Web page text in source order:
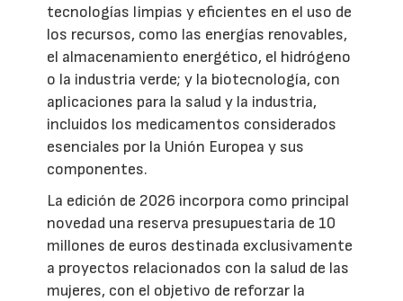
tecnologías limpias y eficientes en el uso de
los recursos, como las energías renovables,
el almacenamiento energético, el hidrógeno
o la industria verde; y la biotecnología, con
aplicaciones para la salud y la industria,
incluidos los medicamentos considerados
esenciales por la Unión Europea y sus
componentes.
La edición de 2026 incorpora como principal
novedad una reserva presupuestaria de 10
millones de euros destinada exclusivamente
a proyectos relacionados con la salud de las
mujeres, con el objetivo de reforzar la